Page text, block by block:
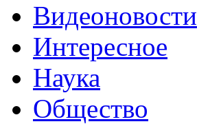
Видеоновости
Интересное
Наука
Общество